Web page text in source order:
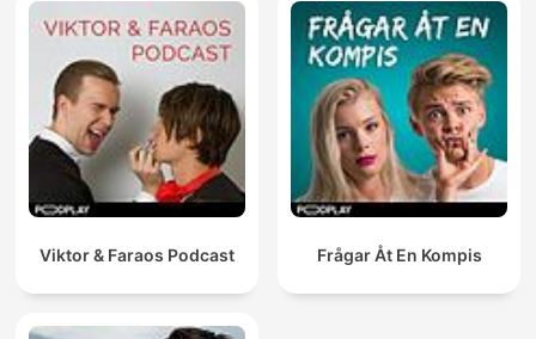
Viktor & Faraos Podcast Frågar Åt En Kompis